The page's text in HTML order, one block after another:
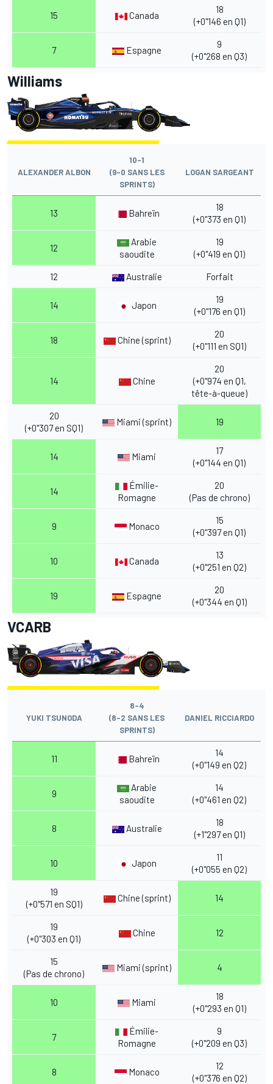
15 Canada
18
(+0"146 en Q1)
7 Espagne
9
(+0"268 en Q3)
Williams
ALEXANDER ALBON
10-1
(9-0 SANS LES
SPRINTS)
LOGAN SARGEANT
13 Bahreïn
18
(+0"373 en Q1)
12
Arabie
saoudite
19
(+0"419 en Q1)
12 Australie Forfait
14 Japon
19
(+0"176 en Q1)
18 Chine (sprint)
20
(+0"111 en SQ1)
14 Chine
20
(+0"974 en Q1,
tête-à-queue)
20
(+0"307 en SQ1)
Miami (sprint) 19
14 Miami
17
(+0"144 en Q1)
14
Émilie-
Romagne
20
(Pas de chrono)
9 Monaco
15
(+0"397 en Q1)
10 Canada
13
(+0"251 en Q2)
19 Espagne
20
(+0"344 en Q1)
VCARB
YUKI TSUNODA
8-4
(8-2 SANS LES
SPRINTS)
DANIEL RICCIARDO
11 Bahreïn
14
(+0"149 en Q2)
9
Arabie
saoudite
14
(+0"461 en Q2)
8 Australie
18
(+1"297 en Q1)
10 Japon
11
(+0"055 en Q2)
19
(+0"571 en SQ1)
Chine (sprint) 14
19
(+0"303 en Q1)
Chine 12
15
(Pas de chrono)
Miami (sprint) 4
10 Miami
18
(+0"293 en Q1)
7
Émilie-
Romagne
9
(+0"209 en Q3)
8 Monaco
12
(+0"376 en Q2)